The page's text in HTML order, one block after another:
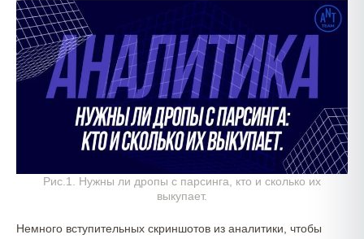
Рис.1. Нужны ли дропы с парсинга, кто и сколько их
выкупает.
Немного вступительных скриншотов из аналитики, чтобы